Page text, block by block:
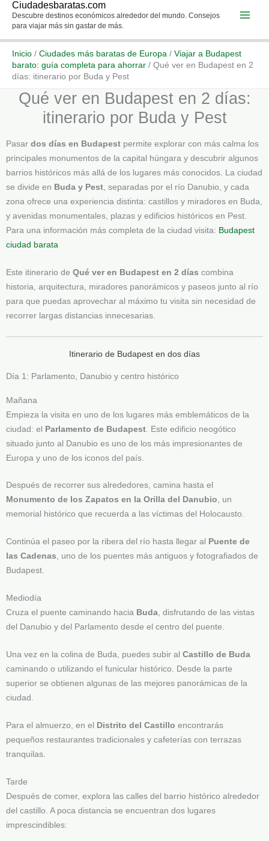
Ciudadesbaratas.com
Descubre destinos económicos alrededor del mundo. Consejos
para viajar más sin gastar de más.
Inicio / Ciudades más baratas de Europa / Viajar a Budapest
barato: guía completa para ahorrar / Qué ver en Budapest en 2
días: itinerario por Buda y Pest
Qué ver en Budapest en 2 días:
itinerario por Buda y Pest
Pasar dos días en Budapest permite explorar con más calma los
principales monumentos de la capital húngara y descubrir algunos
barrios históricos más allá de los lugares más conocidos. La ciudad
se divide en Buda y Pest , separadas por el río Danubio, y cada
zona ofrece una experiencia distinta: castillos y miradores en Buda,
y avenidas monumentales, plazas y edificios históricos en Pest.
Para una información más completa de la ciudad visita: Budapest
ciudad barata
Este itinerario de Qué ver en Budapest en 2 días combina
historia, arquitectura, miradores panorámicos y paseos junto al río
para que puedas aprovechar al máximo tu visita sin necesidad de
recorrer largas distancias innecesarias.
Itinerario de Budapest en dos días
Día 1: Parlamento, Danubio y centro histórico
Mañana
Empieza la visita en uno de los lugares más emblemáticos de la
ciudad: el Parlamento de Budapest . Este edificio neogótico
situado junto al Danubio es uno de los más impresionantes de
Europa y uno de los iconos del país.
Después de recorrer sus alrededores, camina hasta el
Monumento de los Zapatos en la Orilla del Danubio, un
memorial histórico que recuerda a las víctimas del Holocausto.
Continúa el paseo por la ribera del río hasta llegar al
Puente de
las Cadenas, uno de los puentes más antiguos y fotografiados de
Budapest.
Mediodía
Cruza el puente caminando hacia Buda, disfrutando de las vistas
del Danubio y del Parlamento desde el centro del puente.
Una vez en la colina de Buda, puedes subir al Castillo de Buda
caminando o utilizando el funicular histórico. Desde la parte
superior se obtienen algunas de las mejores panorámicas de la
ciudad.
Para el almuerzo, en el Distrito del Castillo encontrarás
pequeños restaurantes tradicionales y cafeterías con terrazas
tranquilas.
Tarde
Después de comer, explora las calles del barrio histórico alrededor
del castillo. A poca distancia se encuentran dos lugares
imprescindibles: